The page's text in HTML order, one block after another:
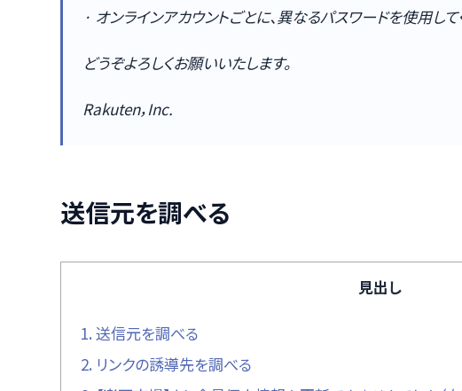
· オンラインアカウントごとに、異なるパスワードを使用して
どうぞよろしくお願いいたします。
Rakuten，Inc.
送信元を調べる
見出し
1. 送信元を調べる
2. リンクの誘導先を調べる